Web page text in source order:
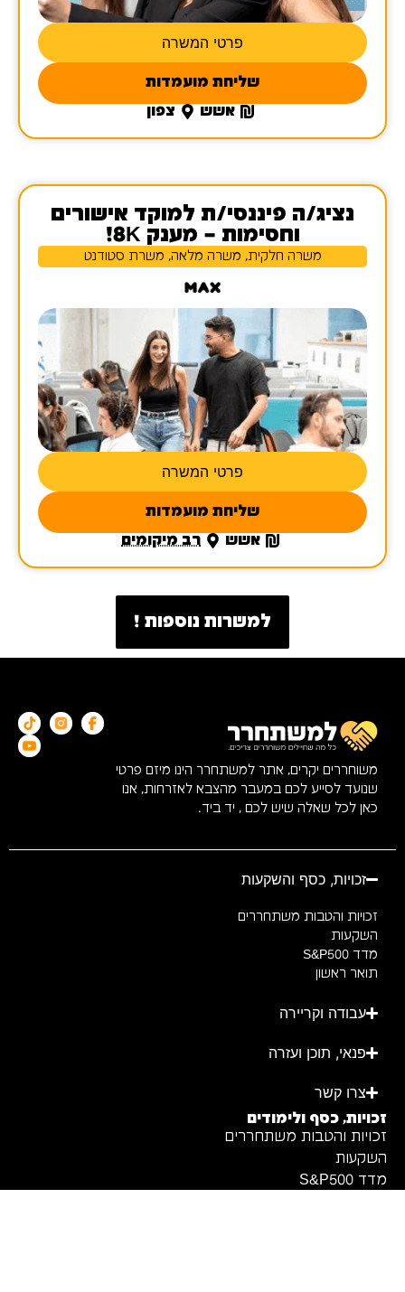
פרטי המשרה
שליחת מועמדות
אשש
צפון
נציג/ה פיננסי/ת למוקד אישורים
וחסימות – מענק 8K!
משרה חלקית, משרה מלאה, משרת סטודנט
פרטי המשרה
שליחת מועמדות
אשש
רב מיקומים
למשרות נוספות !
משוחררים יקרים, אתר למשתחרר הינו מיזם פרטי
שנועד לסייע לכם במעבר מהצבא לאזרחות, אנו
כאן לכל שאלה שיש לכם , יד ביד.
זכויות, כסף והשקעות
זכויות והטבות משתחררים
השקעות
מדד S&P500
תואר ראשון
עבודה וקריירה
פנאי, תוכן ועזרה
צרו קשר
זכויות, כסף ולימודים
זכויות והטבות משתחררים
השקעות
מדד S&P500